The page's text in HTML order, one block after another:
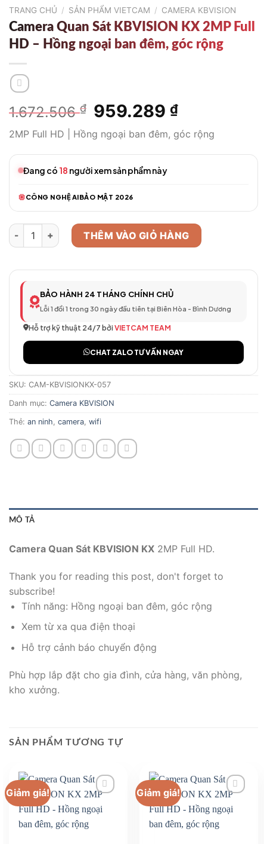
TRANG CHỦ / SẢN PHẨM VIETCAM / CAMERA KBVISION
Camera Quan Sát KBVISION KX 2MP Full
HD – Hồng ngoại ban đêm, góc rộng
1.672.506₫
Giá
gốc
là:
1.672.506 ₫.
959.289 ₫Giá
tại
là:
2MP Full HD | Hồng ngoại ban đêm, góc rộng
Đang có 18 người xem sản phẩm này
CÔNG NGHỆ AIBẢO MẬT 2026
Camera Quan Sát KBVISION KX 2MP Full HD - Hồng ngoại
THÊM VÀO GIỎ HÀNG
BẢO HÀNH 24 THÁNG CHÍNH CHỦ
Lỗi 1 đổi 1 trong 30 ngày đầu tiên tại Biên Hòa - Bình Dương
Hỗ trợ kỹ thuật 24/7 bởi VIETCAM TEAM
CHAT ZALO TƯ VẤN NGAY
SKU: CAM-KBVISIONKX-057
Danh mục: Camera KBVISION
Thẻ: an ninh camera wifi
MÔ TẢ
Camera Quan Sát KBVISION KX 2MP Full HD.
Thank you for reading this post, don't forget to
subscribe!
Tính năng: Hồng ngoại ban đêm, góc rộng
Xem từ xa qua điện thoại
Hỗ trợ cảnh báo chuyển động
Phù hợp lắp đặt cho gia đình, cửa hàng, văn phòng,
kho xưởng.
SẢN PHẨM TƯƠNG TỰ
Giảm giá! Giảm giá!